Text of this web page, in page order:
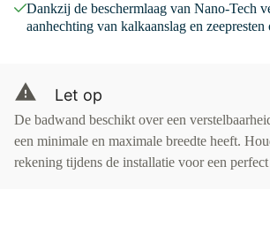
Dankzij de beschermlaag van Nano-Tech
aanhechting van kalkaanslag en zeepresten
Let op
De badwand beschikt over een
een minimale en maximale breedte heeft.
rekening tijdens de installatie voor een